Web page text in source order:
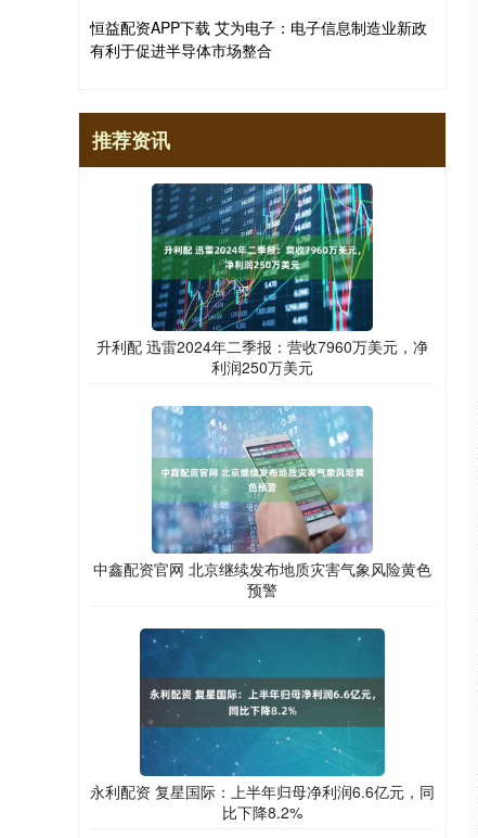
恒益配资APP下载 艾为电子：电子信息制造业新政
有利于促进半导体市场整合
推荐资讯
升利配 迅雷2024年二季报：营收7960万美元，净
利润250万美元
中鑫配资官网 北京继续发布地质灾害气象风险黄色
预警
永利配资 复星国际：上半年归母净利润6.6亿元，同
比下降8.2%